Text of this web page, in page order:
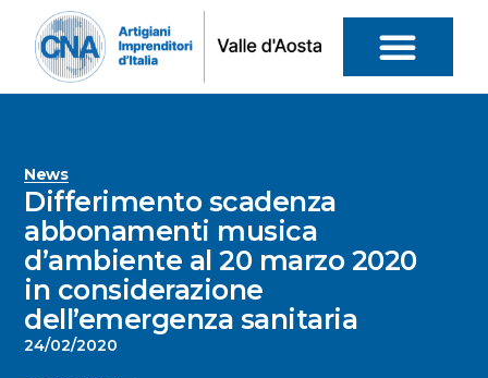
News
Differimento scadenza
abbonamenti musica
d’ambiente al 20 marzo 2020
in considerazione
dell’emergenza sanitaria
24/02/2020